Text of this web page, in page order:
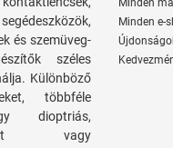
és szemüveg-
széles
Különböző
többféle
dioptriás,
vagy
Minden
Minden e-